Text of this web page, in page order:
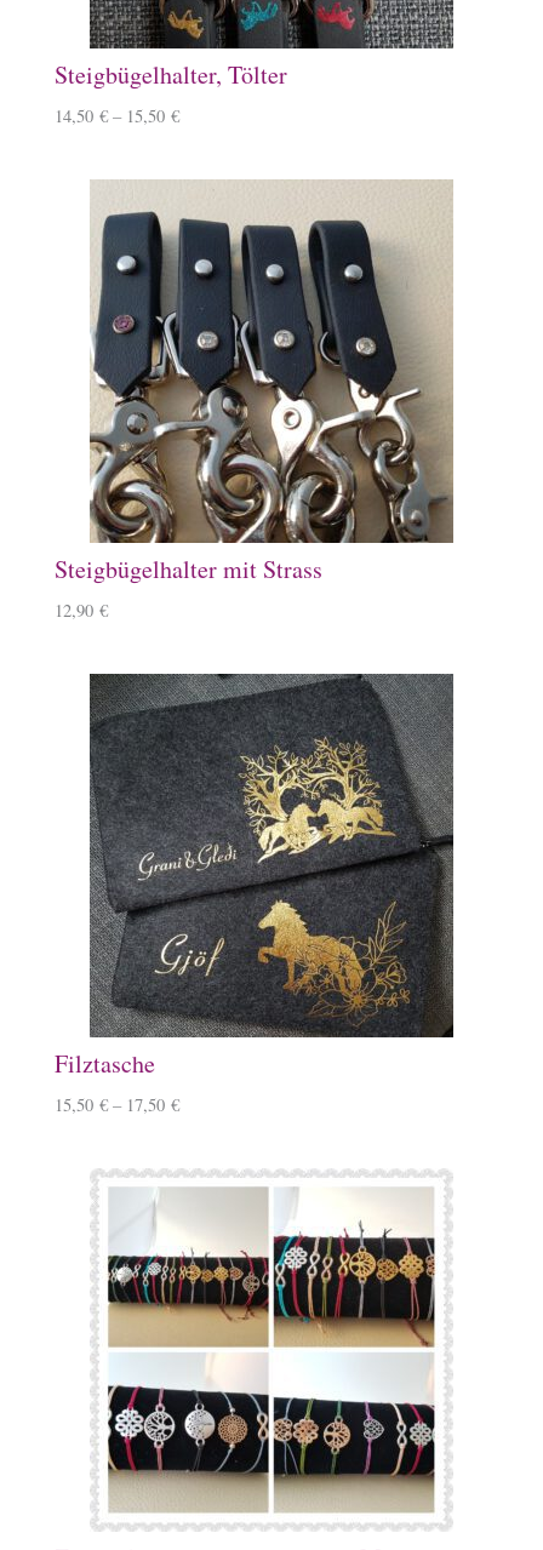
Steigbügelhalter, Tölter
14,50 € – 15,50 €
Steigbügelhalter mit Strass
12,90 €
Filztasche
15,50 € – 17,50 €